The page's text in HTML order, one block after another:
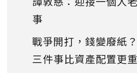
事
戰爭開打，錢變廢紙
三件事比資產配置更